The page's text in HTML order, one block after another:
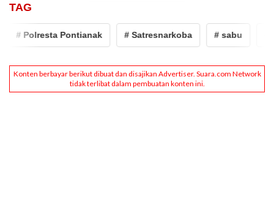
TAG
# Polresta Pontianak # Satresnarkoba # sabu